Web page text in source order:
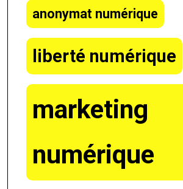
anonymat numérique
liberté numérique
marketing
numérique